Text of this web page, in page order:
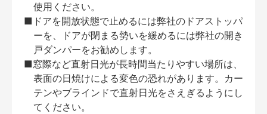
使用ください。
■ドアを開放状態で止めるには弊社のドアストッパ
ーを、ドアが閉まる勢いを緩めるには弊社の開き
戸ダンパーをお勧めします。
■窓際など直射日光が長時間当たりやすい場所は、
表面の日焼けによる変色の恐れがあります。カー
テンやブラインドで直射日光をさえぎるようにし
てください。